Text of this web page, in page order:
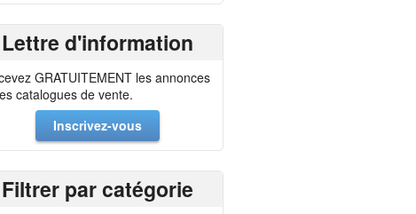
Lettre d'information
GRATUITEMENT les annonces
catalogues de vente.
Inscrivez-vous
Filtrer par catégorie